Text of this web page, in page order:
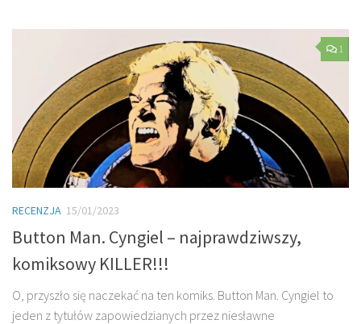
1
RECENZJA 15/01/2023
Button Man. Cyngiel – najprawdziwszy,
komiksowy KILLER!!!
O, przyszło się naczekać na ten komiks. Button Man. Cyngiel to
jeden z tytułów zapowiedzianych przez niesławne